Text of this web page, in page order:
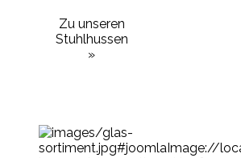
Zu unseren
Stuhlhussen
»